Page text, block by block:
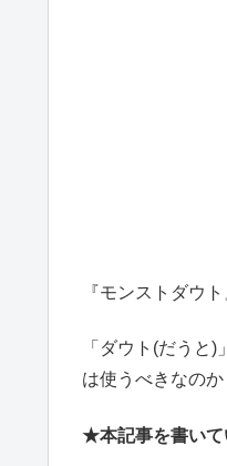
『モンストダウ
「ダウト(だうと
は使うべきなのか
★本記事を書いて